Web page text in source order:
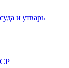
и утварь